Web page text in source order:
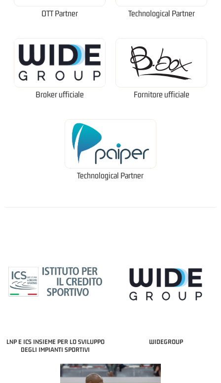
OTT Partner Technological Partner
Broker ufficiale Fornitore ufficiale
Technological Partner
LNP E ICS INSIEME PER LO SVILUPPO
DEGLI IMPIANTI SPORTIVI
WIDEGROUP